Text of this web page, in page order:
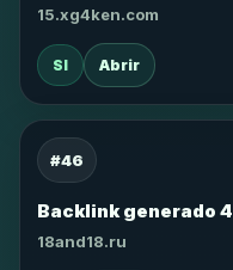
15.xg4ken.com
SI Abrir
#46
Backlink generado
18and18.ru